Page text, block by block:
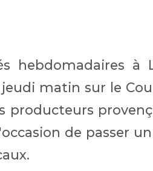
hebdomadaires à
matin sur le
producteurs
de passer